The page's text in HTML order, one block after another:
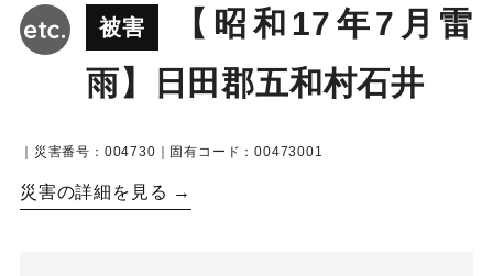
被害
【昭和17年7月雷
雨】日田郡五和村石井
｜災害番号：004730｜固有コード：00473001
災害の詳細を見る →